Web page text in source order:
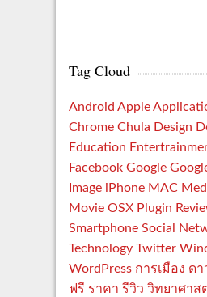
Tag Cloud
Android Apple
Chrome Chula Design
Education
Facebook Google
Image iPhone MAC
Movie OSX Plugin
Smartphone Social
Technology Twitter
WordPress การเมือง ด
ฟรี ราคา รีวิว วิทยาศาส